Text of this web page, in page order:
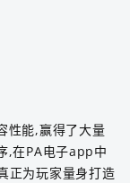
性能,赢得了大量
,在PA电子app中
正为玩家量身打造